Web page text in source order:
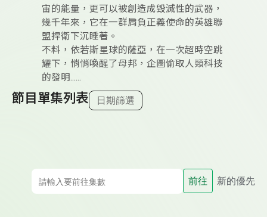
宙的能量，更可以被創造成毀滅性的武器，
幾千年來，它在一群肩負正義使命的英雄聯
盟捍衛下沉睡著。
不料，依若斯星球的薩亞，在一次超時空跳
耀下，悄悄喚醒了母邦，企圖偷取人類科技
的發明......
節目單集列表 日期篩選
前往 新的優先